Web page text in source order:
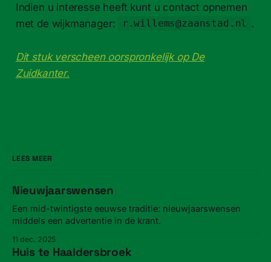
Indien u interesse heeft kunt u contact opnemen
met de wijkmanager:
r.willems@zaanstad.nl .
Dit stuk verscheen oorspronkelijk op De
Zuidkanter.
LEES MEER
Nieuwjaarswensen
Een mid-twintigste eeuwse traditie: nieuwjaarswensen
middels een advertentie in de krant.
11 dec. 2025
Huis te Haaldersbroek